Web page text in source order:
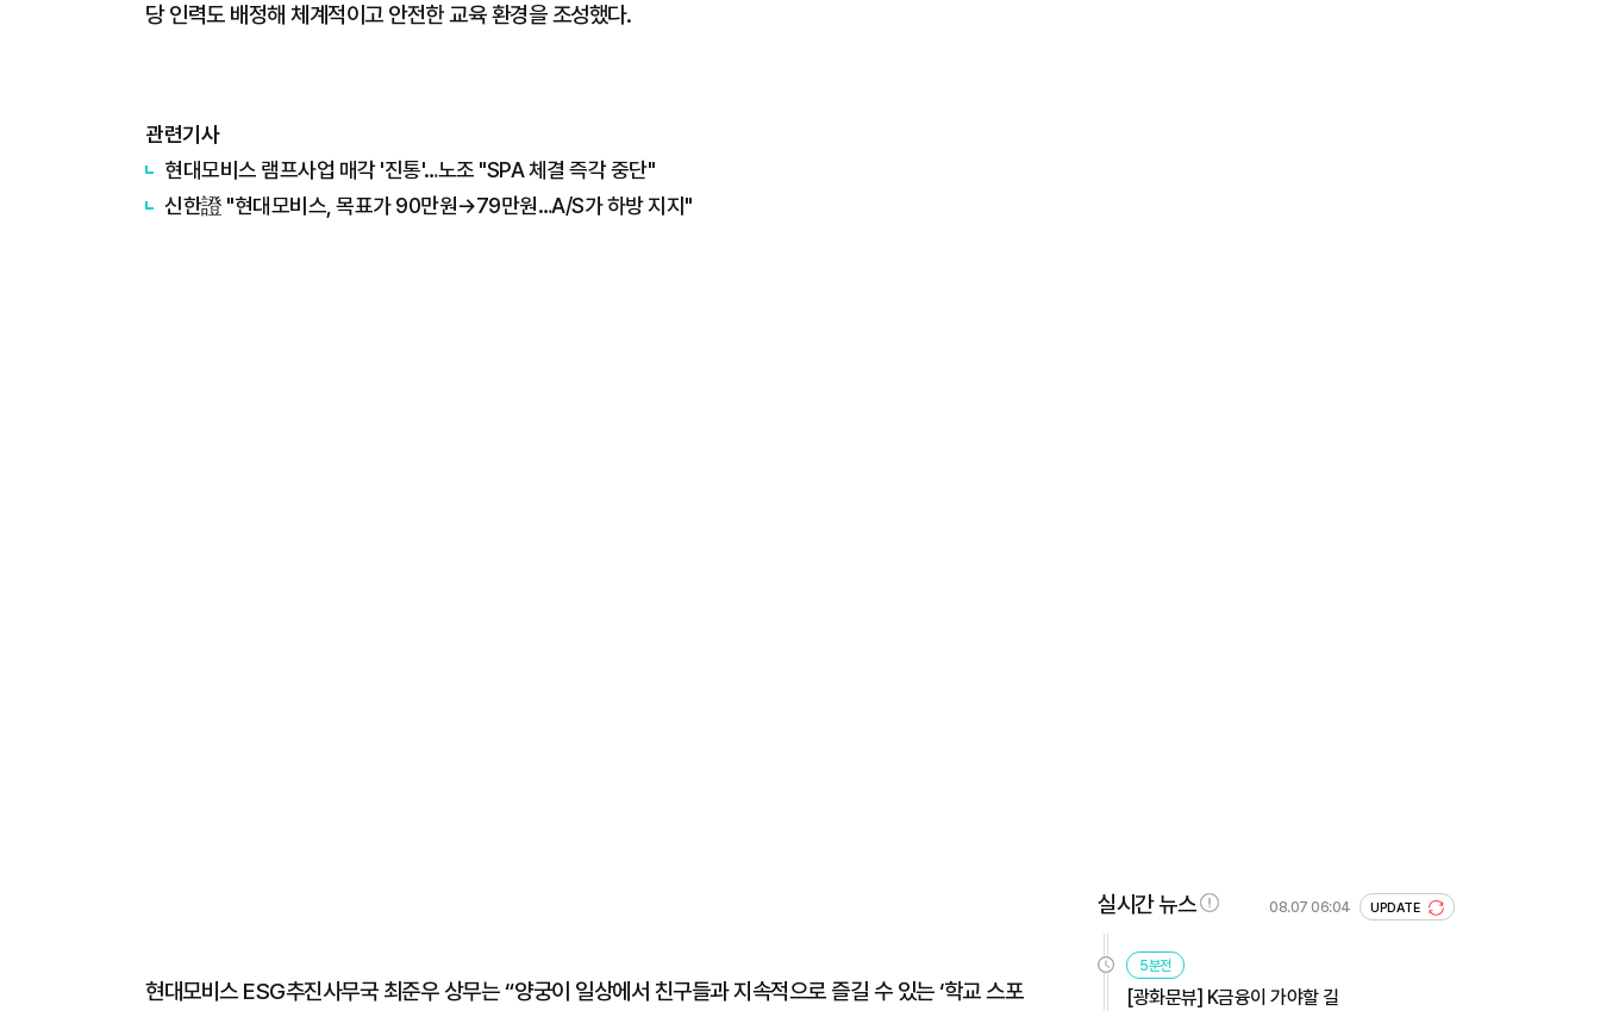
당 인력도 배정해 체계적이고 안전한 교육 환경을 조성했다.
관련기사
현대모비스 램프사업 매각 '진통'…노조 "SPA 체결 즉각 중단"
신한證 "현대모비스, 목표가 90만원→79만원…A/S가 하방 지지"
현대모비스 ESG추진사무국 최준우 상무는 “양궁이 일상에서 친구들과 지속적으로 즐길 수 있는 ‘학교 스포
실시간 뉴스 08.07 06:04 UPDATE
5분전
[광화문뷰] K금융이 가야할 길